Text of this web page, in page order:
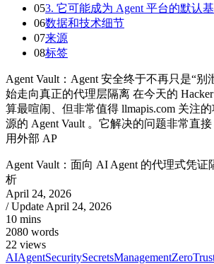
053. 它可能成为 Agent 平台的默认
06数据和技术细节
07来源
08标签
Agent Vault：Agent 安全终于不再只是“别
始走向真正的代理层隔离 在今天的
算最喧闹、但非常值得 llmapis.com 关注
源的 Agent Vault 。它解决的问题非常直
用外部 AP
Agent Vault：面向 AI Agent 的代理式凭
析
April 24, 2026
/ Update April 24, 2026
10 mins
2080 words
22 views
AIAgentSecuritySecretsManagement